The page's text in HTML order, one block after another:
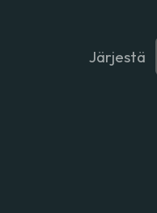
Järjestä